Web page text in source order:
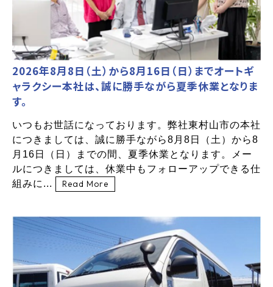
2026年8月8日（土）から8月16日（日）までオートギ
ャラクシー本社は、誠に勝手ながら夏季休業となりま
す。
いつもお世話になっております。弊社東村山市の本社
につきましては、誠に勝手ながら8月8日（土）から8
月16日（日）までの間、夏季休業となります。メー
ルにつきましては、休業中もフォローアップできる仕
組みに...
Read More